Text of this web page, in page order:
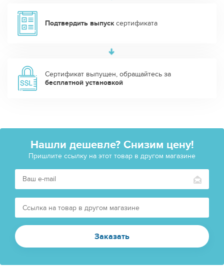
Подтвердить выпусксертификата
Сертификат выпущен, обращайтесь за
бесплатной установкой
Нашли дешевле? Снизим цену!
Пришлите ссылку на этот товар в другом магазине